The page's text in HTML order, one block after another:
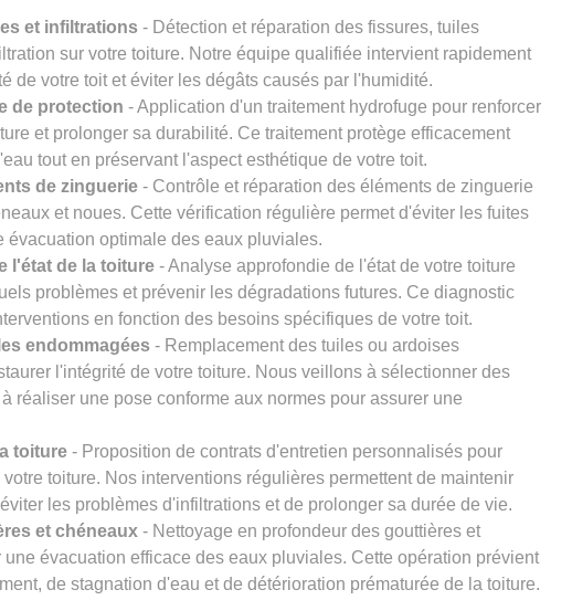
et infiltrations - Détection et réparation des fissures, tuiles
sur votre toiture. Notre équipe qualifiée intervient rapidement
de votre toit et éviter les dégâts causés par l'humidité.
de protection - Application d'un traitement hydrofuge pour renforcer
et prolonger sa durabilité. Ce traitement protège efficacement
tout en préservant l'aspect esthétique de votre toit.
de zinguerie - Contrôle et réparation des éléments de zinguerie
et noues. Cette vérification régulière permet d'éviter les fuites
évacuation optimale des eaux pluviales.
l'état de la toiture - Analyse approfondie de l'état de votre toiture
problèmes et prévenir les dégradations futures. Ce diagnostic
en fonction des besoins spécifiques de votre toit.
endommagées - Remplacement des tuiles ou ardoises
l'intégrité de votre toiture. Nous veillons à sélectionner des
réaliser une pose conforme aux normes pour assurer une
toiture - Proposition de contrats d'entretien personnalisés pour
toiture. Nos interventions régulières permettent de maintenir
les problèmes d'infiltrations et de prolonger sa durée de vie.
et chéneaux - Nettoyage en profondeur des gouttières et
évacuation efficace des eaux pluviales. Cette opération prévient
de stagnation d'eau et de détérioration prématurée de la toiture.